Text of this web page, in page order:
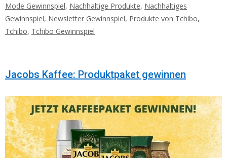
Mode Gewinnspiel, Nachhaltige Produkte, Nachhaltiges
Gewinnspiel, Newsletter Gewinnspiel, Produkte von Tchibo,
Tchibo, Tchibo Gewinnspiel
Jacobs Kaffee: Produktpaket gewinnen